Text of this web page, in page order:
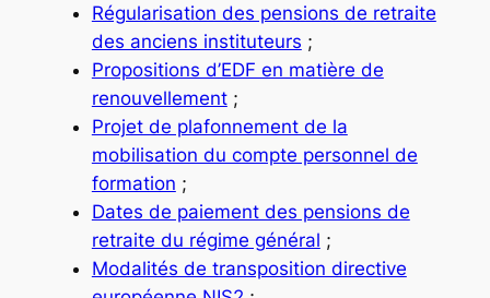
Régularisation des pensions de retraite
des anciens instituteurs ;
Propositions d’EDF en matière de
renouvellement;
Projet de plafonnement de la
mobilisation du compte personnel de
formation ;
Dates de paiement des pensions de
retraite du régime général ;
Modalités de transposition directive